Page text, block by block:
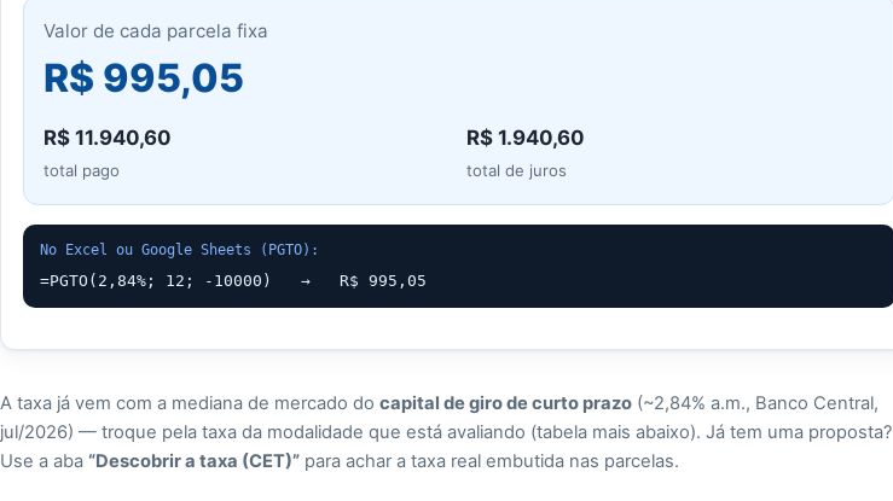
Valor de cada parcela fixa
R$ 995,05
R$ 11.940,60
total pago
R$ 1.940,60
total de juros
No Excel ou Google Sheets (PGTO):
=PGTO(2,84%; 12; -10000)   →   R$ 995,05
A taxa já vem com a mediana de mercado do capital de giro de curto prazo (~2,84% a.m., Banco Central,
jul/2026) — troque pela taxa da modalidade que está avaliando (tabela mais abaixo). Já tem uma proposta?
Use a aba “Descobrir a taxa (CET)” para achar a taxa real embutida nas parcelas.